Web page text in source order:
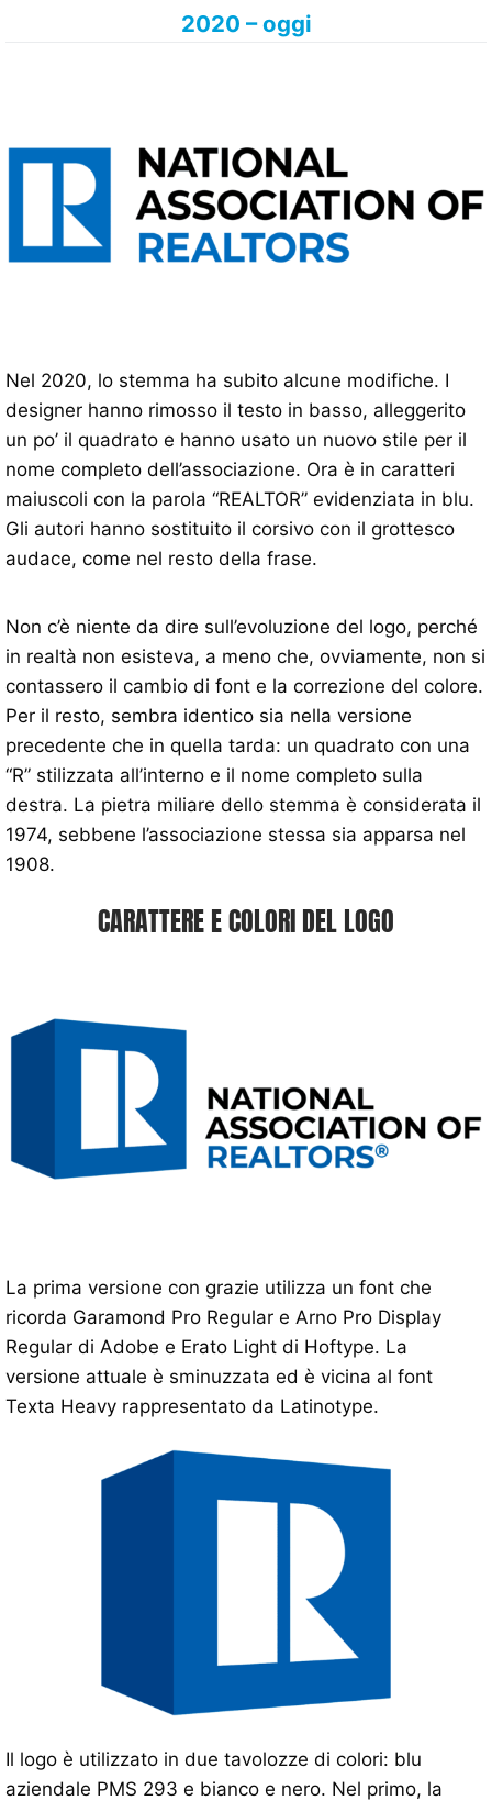
2020 – oggi
Nel 2020, lo stemma ha subito alcune modifiche. I
designer hanno rimosso il testo in basso, alleggerito
un po’ il quadrato e hanno usato un nuovo stile per il
nome completo dell’associazione. Ora è in caratteri
maiuscoli con la parola “REALTOR” evidenziata in blu.
Gli autori hanno sostituito il corsivo con il grottesco
audace, come nel resto della frase.
Non c’è niente da dire sull’evoluzione del logo, perché
in realtà non esisteva, a meno che, ovviamente, non si
contassero il cambio di font e la correzione del colore.
Per il resto, sembra identico sia nella versione
precedente che in quella tarda: un quadrato con una
“R” stilizzata all’interno e il nome completo sulla
destra. La pietra miliare dello stemma è considerata il
1974, sebbene l’associazione stessa sia apparsa nel
1908.
CARATTERE E COLORI DEL LOGO
La prima versione con grazie utilizza un font che
ricorda Garamond Pro Regular e Arno Pro Display
Regular di Adobe e Erato Light di Hoftype. La
versione attuale è sminuzzata ed è vicina al font
Texta Heavy rappresentato da Latinotype.
Il logo è utilizzato in due tavolozze di colori: blu
aziendale PMS 293 e bianco e nero. Nel primo, la